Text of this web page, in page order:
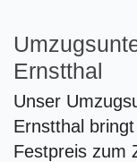
Ernstthal
Unser
Ernstthal
Festpreis zum